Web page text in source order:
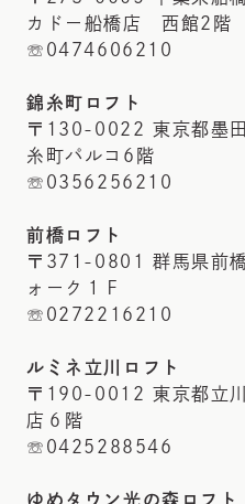
カドー船橋店 西館2階
☏0474606210
錦糸町ロフト
〒130-0022 東京都墨
糸町パルコ6階
☏0356256210
前橋ロフト
〒371-0801 群馬県前
ォーク１Ｆ
☏0272216210
ルミネ立川ロフト
〒190-0012 東京都立
店６階
☏0425288546
ゆめタウン光の森ロフト